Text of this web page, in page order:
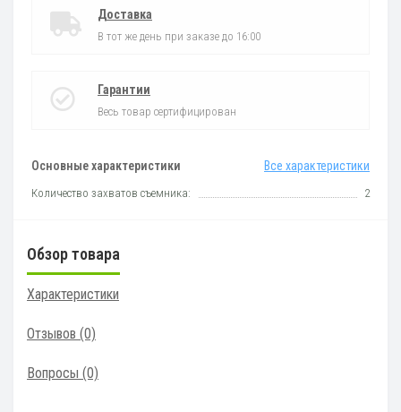
Основные характеристики Все характеристики
Количество захватов съемника: 2
Доставка
В тот же день при заказе до 16:00
Гарантии
Весь товар сертифицирован
Обзор товара
Характеристики
Отзывов (0)
Вопросы (0)